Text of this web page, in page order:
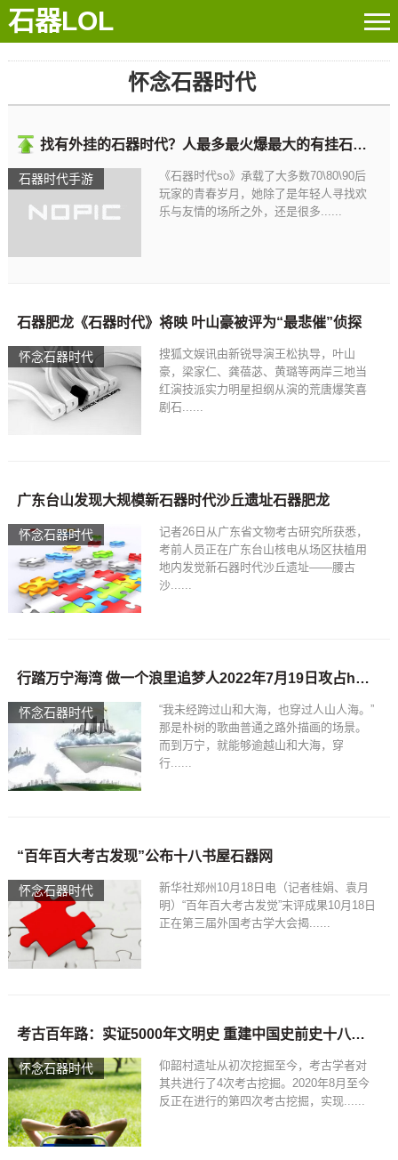
石器LOL
怀念石器时代
石器时代手游
找有外挂的石器时代？人最多最火爆最大的有挂石器时代
《石器时代so》承载了大多数70\80\90后
玩家的青春岁月，她除了是年轻人寻找欢
乐与友情的场所之外，还是很多......
怀念石器时代
石器肥龙《石器时代》将映 叶山豪被评为“最悲催”侦探
搜狐文娱讯由新锐导演王松执导，叶山
豪，梁家仁、龚蓓苾、黄璐等两岸三地当
红演技派实力明星担纲从演的荒唐爆笑喜
剧石......
怀念石器时代
广东台山发现大规模新石器时代沙丘遗址石器肥龙
记者26日从广东省文物考古研究所获悉，
考前人员正在广东台山核电从场区扶植用
地内发觉新石器时代沙丘遗址——腰古
沙......
怀念石器时代
行踏万宁海湾 做一个浪里追梦人2022年7月19日攻占h石器书屋
“我未经跨过山和大海，也穿过人山人海。”
那是朴树的歌曲普通之路外描画的场景。
而到万宁，就能够逾越山和大海，穿
行......
怀念石器时代
“百年百大考古发现”公布十八书屋石器网
新华社郑州10月18日电（记者桂娟、袁月
明）“百年百大考古发觉”末评成果10月18日
正在第三届外国考古学大会揭......
怀念石器时代
考古百年路：实证5000年文明史 重建中国史前史十八书屋石器网
仰韶村遗址从初次挖掘至今，考古学者对
其共进行了4次考古挖掘。2020年8月至今
反正在进行的第四次考古挖掘，实现......